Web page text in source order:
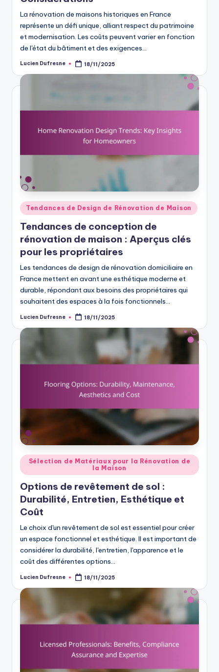
La rénovation de maisons historiques en France
représente un défi unique, alliant respect du patrimoine
et modernisation. Les coûts peuvent varier en fonction
de l'état du bâtiment et des exigences…
Posted
Lucien Dufresne 18/11/2025
Posted
in
Tendances de Design de Rénovation de Maison
Tendances de conception de
rénovation de maison : Aperçus clés
pour les propriétaires
Les tendances de design de rénovation domiciliaire en
France mettent en avant une esthétique moderne et
durable, répondant aux besoins des propriétaires qui
souhaitent des espaces à la fois fonctionnels…
Posted
Lucien Dufresne 18/11/2025
Posted
in
Sélection de Matériaux pour la Rénovation de
la Maison
Options de revêtement de sol :
Durabilité, Entretien, Esthétique et
Coût
Le choix d'un revêtement de sol est essentiel pour créer
un espace fonctionnel et esthétique. Il est important de
considérer la durabilité, l'entretien, l'apparence et le
coût des différentes options…
Posted
Lucien Dufresne 18/11/2025